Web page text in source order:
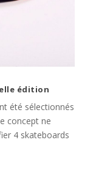
édition
été sélectionnés
concept ne
4 skateboards